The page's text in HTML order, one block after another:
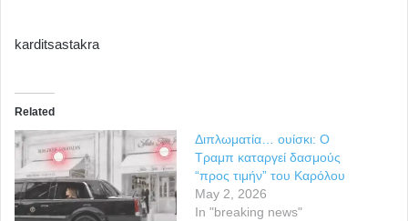
karditsastakra
Related
Διπλωματία… ουίσκι: Ο
Τραμπ καταργεί δασμούς
“προς τιμήν” του Καρόλου
May 2, 2026
In "breaking news"